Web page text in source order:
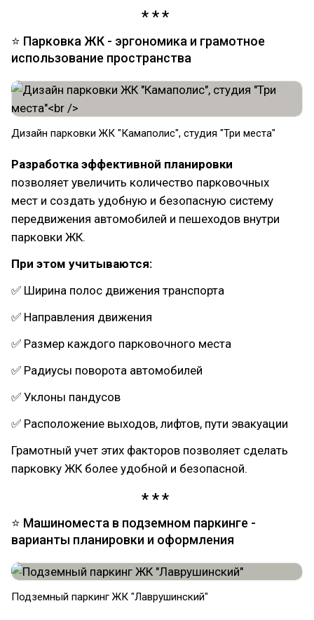
⭐ Парковка ЖК - эргономика и грамотное
использование пространства
Дизайн парковки ЖК "Камаполис", студия "Три места"
Разработка эффективной планировки
позволяет увеличить количество парковочных
мест и создать удобную и безопасную систему
передвижения автомобилей и пешеходов внутри
парковки ЖК.
При этом учитываются:
✅ Ширина полос движения транспорта
✅ Направления движения
✅ Размер каждого парковочного места
✅ Радиусы поворота автомобилей
✅ Уклоны пандусов
✅ Расположение выходов, лифтов, пути эвакуации
Грамотный учет этих факторов позволяет сделать
парковку ЖК более удобной и безопасной.
⭐ Машиноместа в подземном паркинге -
варианты планировки и оформления
Подземный паркинг ЖК "Лаврушинский"